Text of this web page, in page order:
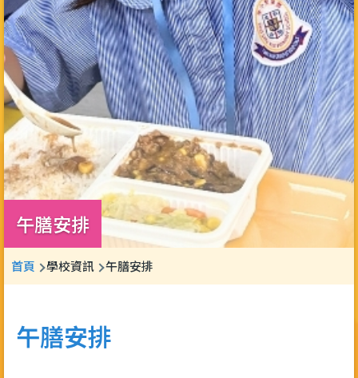
午膳安排
導
航
結
首頁 學校資訊 午膳安排
午膳安排